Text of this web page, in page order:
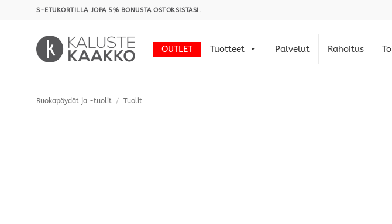
S-ETUKORTILLA JOPA 5% BONUSTA OSTOKSISTASI.
OUTLET Tuotteet Palvelut Rahoitus
Ruokapöydät ja -tuolit / Tuolit